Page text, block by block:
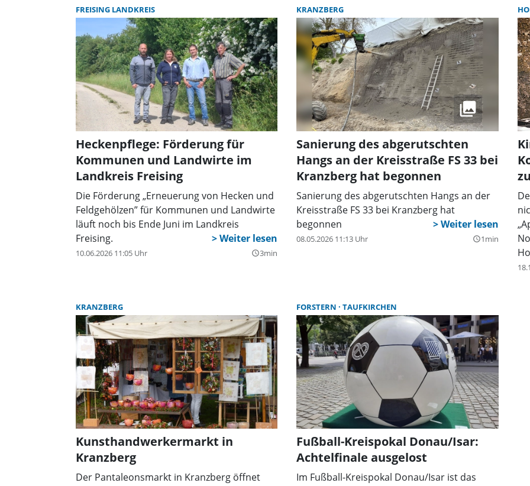
der
FREISING LANDKREIS
Heckenpflege: Förderung für
Kommunen und Landwirte im
Landkreis Freising
Die Förderung „Erneuerung von Hecken und
Feldgehölzen” für Kommunen und Landwirte
läuft noch bis Ende Juni im Landkreis
Freising.
10.06.2026 11:05 Uhr query_builder3min
KRANZBERG
Sanierung des abgerutschten
Hangs an der Kreisstraße FS 33 bei
Kranzberg hat begonnen
Sanierung des abgerutschten Hangs an der
Kreisstraße FS 33 bei Kranzberg hat
begonnen
08.05.2026 11:13 Uhr query_builder1min
KRANZBERG
Kunsthandwerkermarkt in
Kranzberg
Der Pantaleonsmarkt in Kranzberg öffnet
FORSTERN TAUFKIRCHEN
Fußball-Kreispokal Donau/Isar:
Achtelfinale ausgelost
Im Fußball-Kreispokal Donau/Isar ist das